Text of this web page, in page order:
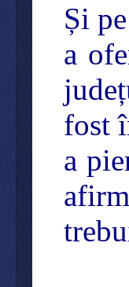
Și
a
fost
a